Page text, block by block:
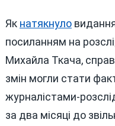
Як натякнуло
посиланням на
Михайла Ткача,
змін могли стати
журналістами-
за два місяці до